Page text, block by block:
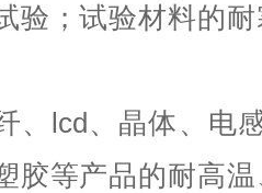
验；试验材料的
、lcd、晶体、电
胶等产品的耐高